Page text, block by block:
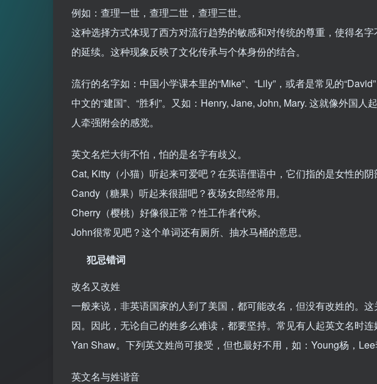
例如：查理一世，查理二世，查理三世。
这种选择方式体现了西方对流行趋势的敏感和对传统的尊重，使得名
的延续。这种现象反映了文化传承与个体身份的结合。
流行的名字如：中国小学课本里的“Mike”、“Lily”，或者是常见的
中文的“建国”、“胜利”。又如：Henry, Jane, John, Mary. 这就像外国
人牵强附会的感觉。
英文名烂大街不怕，怕的是名字有歧义。
Cat, Kitty（小猫）听起来可爱吧？在英语俚语中，它们指的是女性的阴
Candy（糖果）听起来很甜吧？夜场女郎经常用。
Cherry（樱桃）好像很正常？性工作者代称。
John很常见吧？这个单词还有厕所、抽水马桶的意思。
犯忌错词
改名又改姓
一般来说，非英语国家的人到了美国，都可能改名，但没有改姓的。
因。因此，无论自己的姓多么难读，都要坚持。常见有人起英文名时
Yan Shaw。下列英文姓尚可接受，但也最好不用，如：Young杨，Lee
英文名与姓谐音